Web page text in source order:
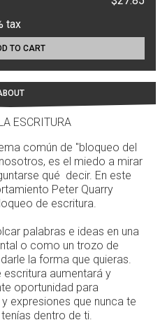
tax
TO CART
ESCRITURA
común de "bloqueo del
es el miedo a mirar
qué decir. En este
Peter Quarry
de escritura.
palabras e ideas en una
o como un trozo de
la forma que quieras.
aumentará y
oportunidad para
expresiones que nunca te
dentro de ti.